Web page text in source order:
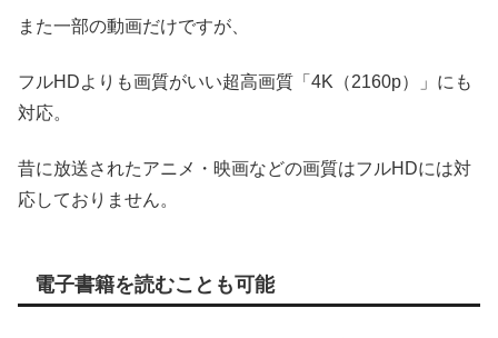
また一部の動画だけですが、
フルHDよりも画質がいい超高画質「4K（2160p）」にも
対応。
昔に放送されたアニメ・映画などの画質はフルHDには対
応しておりません。
電子書籍を読むことも可能